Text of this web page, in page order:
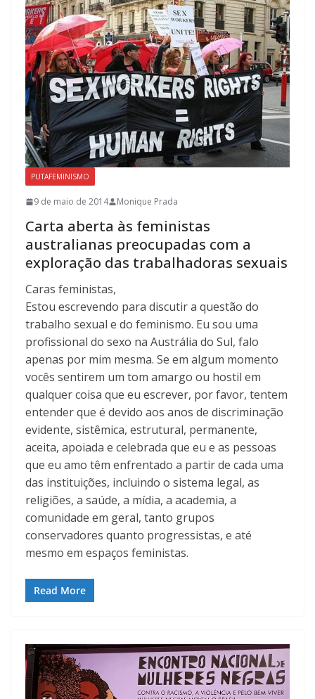
PUTAFEMINISMO
9 de maio de 2014 Monique Prada
Carta aberta às feministas
australianas preocupadas com a
exploração das trabalhadoras sexuais
Caras feministas,
Estou escrevendo para discutir a questão do
trabalho sexual e do feminismo. Eu sou uma
profissional do sexo na Austrália do Sul, falo
apenas por mim mesma. Se em algum momento
vocês sentirem um tom amargo ou hostil em
qualquer coisa que eu escrever, por favor, tentem
entender que é devido aos anos de discriminação
evidente, sistêmica, estrutural, permanente,
aceita, apoiada e celebrada que eu e as pessoas
que eu amo têm enfrentado a partir de cada uma
das instituições, incluindo o sistema legal, as
religiões, a saúde, a mídia, a academia, a
comunidade em geral, tanto grupos
conservadores quanto progressistas, e até
mesmo em espaços feministas.
Read More